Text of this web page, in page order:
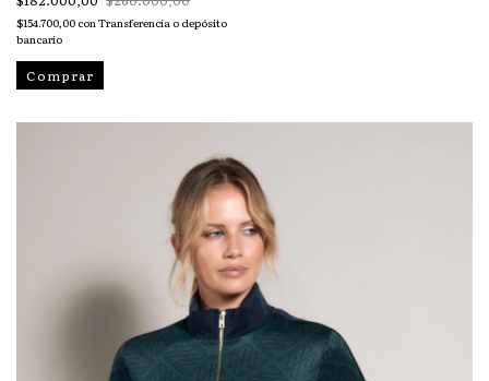
$154.700,00 con Transferencia o depósito
bancario
Comprar